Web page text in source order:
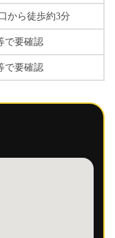
から徒歩約3分
で要確認
で要確認